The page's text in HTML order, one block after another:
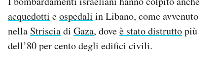
acquedotti eospedali in Libano, come avvenuto
nella Strisciadi Gaza, doveè stato distruttopiù
dell’80 per cento degli edifici civili.